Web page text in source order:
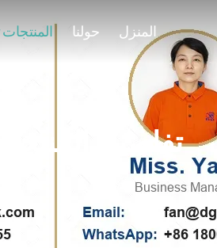
المنزل حولنا المنتجات
تفاصيل المنتجات